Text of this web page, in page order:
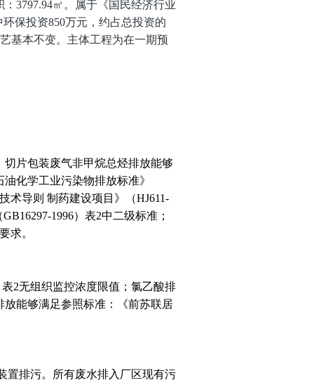
3797.94㎡。属于《国民经济行业
保投资850万元，约占总投资的
基本不变。主体工程为在一期预
切片包装废气非甲烷总烃排放能够
化学工业污染物排放标准》
术导则 制药建设项目》（HJ611-
1996）表2中二级标准；
求。
2无组织监控浓度限值；氯乙酸排
放能够满足参照标准：《前苏联居
排污。所有废水排入厂区现有污